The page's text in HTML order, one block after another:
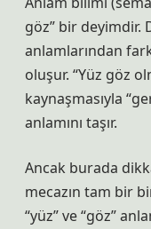
göz” bir deyimdir.
anlamlarından
oluşur. “Yüz göz
kaynaşmasıyla
anlamını taşır.
Ancak burada
mecazın tam bir
“yüz” ve “göz”